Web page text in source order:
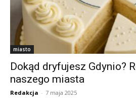
miasto
Dokąd dryfujesz Gdynio?
naszego miasta
Redakcja - 7 maja 2025